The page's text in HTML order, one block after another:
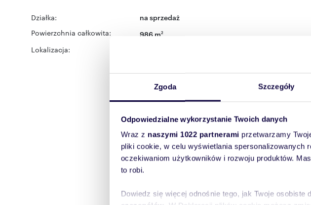
Zgoda Szczegóły
Odpowiedzialne wykorzystanie Twoich danych
Wraz z naszymi 1022 partnerami przetwarzamy
pliki cookie, w celu wyświetlania
oczekiwaniom użytkowników i rozwoju produktów.
to robi.
Dowiedz się więcej odnośnie tego, jak Twoje osobiste
Działka: na sprzedaż
Powierzchnia całkowita: 986 m2
Lokalizacja: